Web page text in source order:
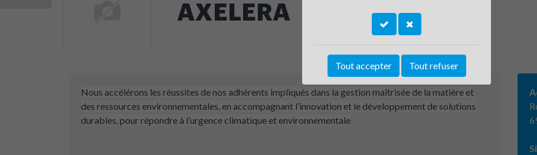
AXELERA
Nous accélérons les réussites de nos adhérents impliqués dans la gestion maîtrisée de la matière et
des ressources environnementales, en accompagnant l’innovation et le développement de solutions
durables, pour répondre à l’urgence climatique et environnementale
Tout accepter Tout refuser